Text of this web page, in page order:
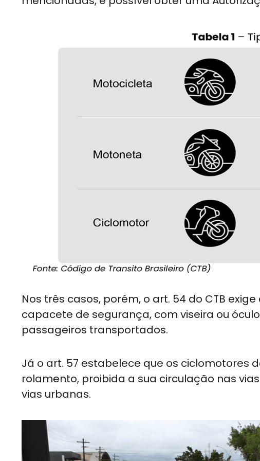
Nos três casos, porém, o art. 54 do CTB
capacete de segurança, com viseira ou
passageiros transportados.
Já o art. 57 estabelece que os ciclomotores
rolamento, proibida a sua circulação nas
vias urbanas.